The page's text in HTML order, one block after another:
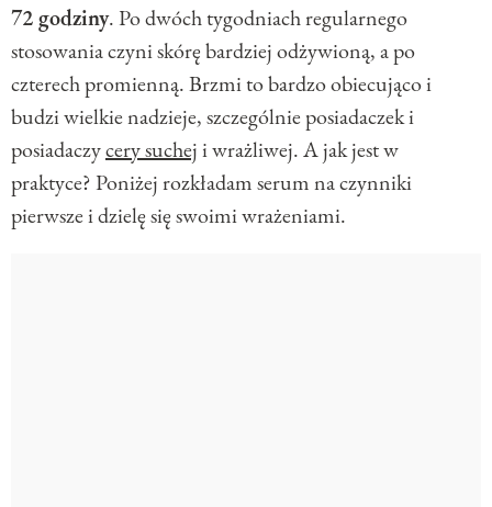
72 godziny. Po dwóch tygodniach regularnego
stosowania czyni skórę bardziej odżywioną, a po
czterech promienną. Brzmi to bardzo obiecująco i
budzi wielkie nadzieje, szczególnie posiadaczek i
posiadaczycery sucheji wrażliwej. A jak jest w
praktyce? Poniżej rozkładam serum na czynniki
pierwsze i dzielę się swoimi wrażeniami.